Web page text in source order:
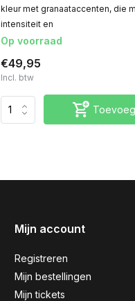
kleur met granaataccenten, die
intensiteit en
Op voorraad
€49,95
Incl. btw
Mijn account
Registreren
Mijn bestellingen
Mijn tickets